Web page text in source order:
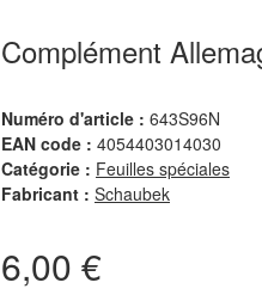
Complément
Numéro d'article : 643S96N
EAN code : 4054403014030
Catégorie : Feuilles spéciales
Fabricant : Schaubek
6,00 €